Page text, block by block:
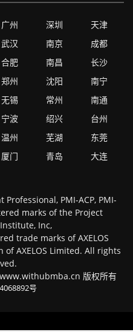
广州 深圳
天津
武汉 南京
成都
合肥 南昌
长沙
郑州 沈阳
南宁
无锡 常州
南通
宁波 绍兴
台州
温州 芜湖
东莞
厦门 青岛 大连
Professional, PMI-ACP, PMI-
marks of the Project
Inc,
trade marks of AXELOS
AXELOS Limited. All rights
www.withubmba.cn 版权所有
号